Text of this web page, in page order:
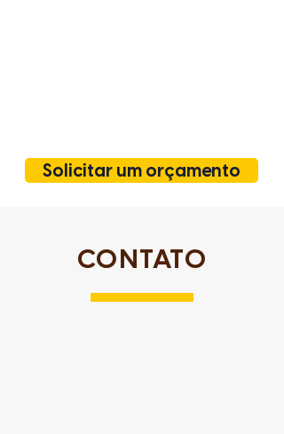
Solicitar um orçamento
CONTATO